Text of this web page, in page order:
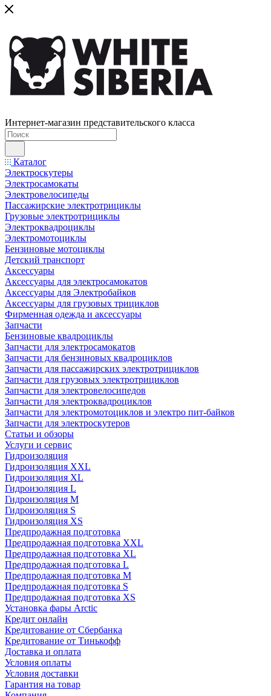
Интернет-магазин представительского класса
Каталог
Электроскутеры
Электросамокаты
Электровелосипеды
Пассажирские электротрициклы
Грузовые электротрициклы
Электроквадроциклы
Электромотоциклы
Бензиновые мотоциклы
Детский транспорт
Аксессуары
Аксессуары для электросамокатов
Аксессуары для Электробайков
Аксессуары для грузовых трициклов
Фирменная одежда и аксессуары
Запчасти
Бензиновые квадроциклы
Запчасти для электросамокатов
Запчасти для бензиновых квадроциклов
Запчасти для пассажирских электротрициклов
Запчасти для грузовых электротрициклов
Запчасти для электровелосипедов
Запчасти для электроквадроциклов
Запчасти для электромотоциклов и электро пит-байков
Запчасти для электроскутеров
Статьи и обзоры
Услуги и сервис
Гидроизоляция
Гидроизоляция XXL
Гидроизоляция XL
Гидроизоляция L
Гидроизоляция M
Гидроизоляция S
Гидроизоляция XS
Предпродажная подготовка
Предпродажная подготовка XXL
Предпродажная подготовка XL
Предпродажная подготовка L
Предпродажная подготовка M
Предпродажная подготовка S
Предпродажная подготовка XS
Установка фары Arctic
Кредит онлайн
Кредитование от Сбербанка
Кредитование от Тинькофф
Доставка и оплата
Условия оплаты
Условия доставки
Гарантия на товар